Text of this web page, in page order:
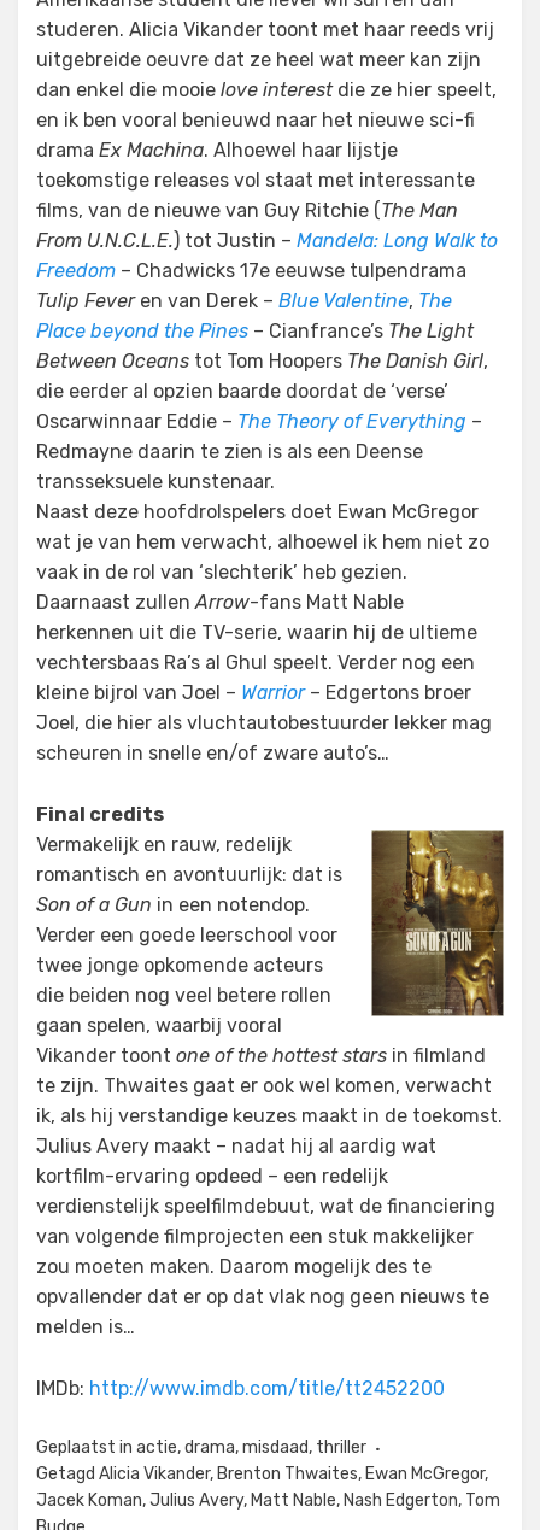
studeren. Alicia Vikander toont met haar reeds vrij
uitgebreide oeuvre dat ze heel wat meer kan zijn
dan enkel die mooie love interestdie ze hier speelt,
en ik ben vooral benieuwd naar het nieuwe sci-fi
drama Ex Machina. Alhoewel haar lijstje
toekomstige releases vol staat met interessante
films, van de nieuwe van Guy Ritchie (The Man
From U.N.C.L.E.) tot Justin – Mandela: Long Walk to
Freedom – Chadwicks 17e eeuwse tulpendrama
Tulip Feveren van Derek – Blue Valentine, The
Place beyond the Pines – Cianfrance’s The Light
Between Oceans tot Tom Hoopers The Danish Girl,
die eerder al opzien baarde doordat de ‘verse’
Oscarwinnaar Eddie – The Theory of Everything –
Redmayne daarin te zien is als een Deense
transseksuele kunstenaar.
Naast deze hoofdrolspelers doet Ewan McGregor
wat je van hem verwacht, alhoewel ik hem niet zo
vaak in de rol van ‘slechterik’ heb gezien.
Daarnaast zullenArrow-fans Matt Nable
herkennen uit die TV-serie, waarin hij de ultieme
vechtersbaas Ra’s al Ghul speelt. Verder nog een
kleine bijrol van Joel – Warrior– Edgertons broer
Joel, die hier als vluchtautobestuurder lekker mag
scheuren in snelle en/of zware auto’s…
Final credits
Vermakelijk en rauw, redelijk
romantisch en avontuurlijk: dat is
Son of a Gun in een notendop.
Verder een goede leerschool voor
twee jonge opkomende acteurs
die beiden nog veel betere rollen
gaan spelen, waarbij vooral
Vikander toont one of the hottest stars in filmland
te zijn. Thwaites gaat er ook wel komen, verwacht
ik, als hij verstandige keuzes maakt in de toekomst.
Julius Avery maakt – nadat hij al aardig wat
kortfilm-ervaring opdeed – een redelijk
verdienstelijk speelfilmdebuut, wat de financiering
van volgende filmprojecten een stuk makkelijker
zou moeten maken. Daarom mogelijk des te
opvallender dat er op dat vlak nog geen nieuws te
melden is…
IMDb: http://www.imdb.com/title/tt2452200
Geplaatst in actie,drama,misdaad, thriller
Getagd Alicia Vikander, Brenton Thwaites, Ewan McGregor,
Jacek Koman,Julius Avery, Matt Nable, Nash Edgerton, Tom